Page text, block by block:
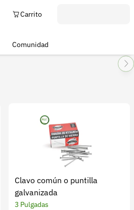
Carrito
Comunidad
Clavo común o puntilla
galvanizada
3 Pulgadas